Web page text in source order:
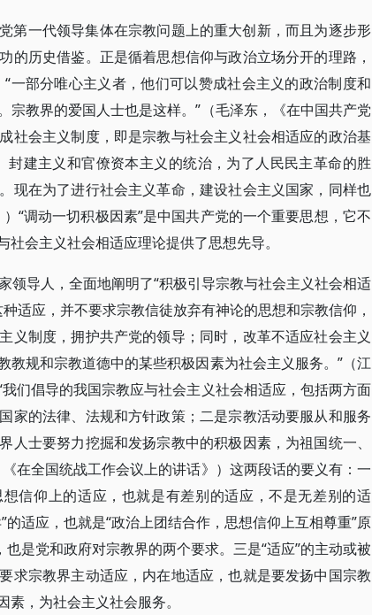
第一代领导集体在宗教问题上的重大创新，而且为逐步形
的历史借鉴。正是循着思想信仰与政治立场分开的理路，
一部分唯心主义者，他们可以赞成社会主义的政治制度和
教界的爱国人士也是这样。”（毛泽东，《在中国共产党
社会主义制度，即是宗教与社会主义社会相适应的政治基
封建主义和官僚资本主义的统治，为了人民民主革命的胜
现在为了进行社会主义革命，建设社会主义国家，同样也
“调动一切积极因素”是中国共产党的一个重要思想，它不
会主义社会相适应理论提供了思想先导。
领导人，全面地阐明了“积极引导宗教与社会主义社会相适
适应，并不要求宗教信徒放弃有神论的思想和宗教信仰，
义制度，拥护共产党的领导；同时，改革不适应社会主义
教规和宗教道德中的某些积极因素为社会主义服务。”（江
们倡导的我国宗教应与社会主义社会相适应，包括两方面
家的法律、法规和方针政策；二是宗教活动要服从和服务
士要努力挖掘和发扬宗教中的积极因素，为祖国统一、
在全国统战工作会议上的讲话》）这两段话的要义有：一
信仰上的适应，也就是有差别的适应，不是无差别的适
适应，也就是“政治上团结合作，思想信仰上互相尊重”原
是党和政府对宗教界的两个要求。三是“适应”的主动或被
求宗教界主动适应，内在地适应，也就是要发扬中国宗教
，为社会主义社会服务。